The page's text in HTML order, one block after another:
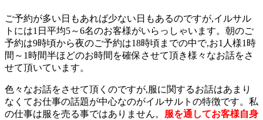
ご予約が多い日もあれば少ない日もあるのですが,イルサル
トには1日平均5～6名のお客様がいらっしゃいます。朝のご
予約は9時頃から夜のご予約は18時頃までの中で,お1人様1時
間～1時間半ほどのお時間を確保させて頂き様々なお話をさ
せて頂いています。
色々なお話をさせて頂くのですが,服に関するお話はあまり
なくてお仕事の話題が中心なのがイルサルトの特徴です。私
の仕事は服を売る事ではありません。 服を通してお客様自身